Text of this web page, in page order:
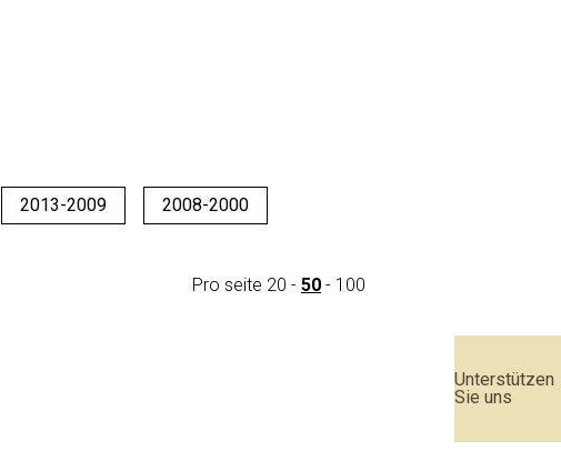
Unterstützen
Sie uns
2013-2009 2008-2000
Pro seite 20 - 50 - 100